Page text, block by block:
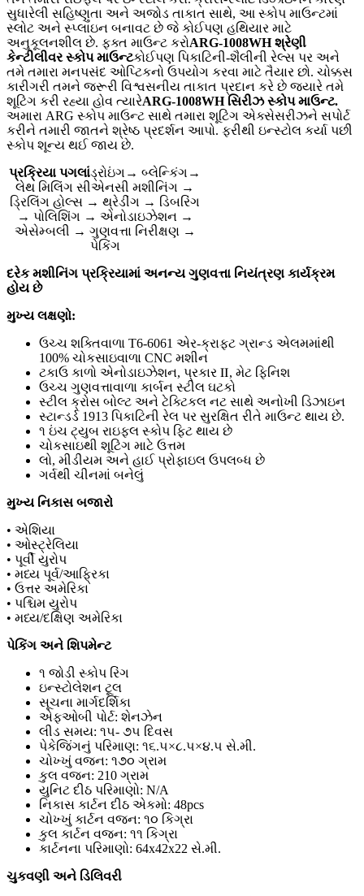
સુધારેલી સહિષ્ણુતા અને અજોડ તાકાત સાથે, આ સ્કોપ માઉન્ટમાં
સ્લોટ અને સ્પ્લાઇન બનાવટ છે જે કોઈપણ હથિયાર માટે
અનુકૂલનશીલ છે. ફક્ત માઉન્ટ કરોARG-1008WH શ્રેણી
કેન્ટીલીવર સ્કોપ માઉન્ટકોઈપણ પિકાટિની-શૈલીની રેલ્સ પર અને
તમે તમારા મનપસંદ ઓપ્ટિકનો ઉપયોગ કરવા માટે તૈયાર છો. ચોક્કસ
કારીગરી તમને જરૂરી વિશ્વસનીય તાકાત પ્રદાન કરે છે જ્યારે તમે
શૂટિંગ કરી રહ્યા હોવ ત્યારેARG-1008WH સિરીઝ સ્કોપ માઉન્ટ.
અમારા ARG સ્કોપ માઉન્ટ સાથે તમારા શૂટિંગ એક્સેસરીઝને સપોર્ટ
કરીને તમારી જાતને શ્રેષ્ઠ પ્રદર્શન આપો. ફરીથી ઇન્સ્ટોલ કર્યા પછી
સ્કોપ શૂન્ય થઈ જાય છે.
પ્રક્રિયા પગલાંડ્રોઇંગ→ બ્લેન્કિંગ→
લેથ મિલિંગ સીએનસી મશીનિંગ →
ડ્રિલિંગ હોલ્સ → થ્રેડીંગ → ડિબરિંગ
→ પોલિશિંગ → એનોડાઇઝેશન →
એસેમ્બલી → ગુણવત્તા નિરીક્ષણ →
પેકિંગ
દરેક મશીનિંગ પ્રક્રિયામાં અનન્ય ગુણવત્તા નિયંત્રણ કાર્યક્રમ
હોય છે
મુખ્ય લક્ષણો:
ઉચ્ચ શક્તિવાળા T6-6061 એર-ક્રાફ્ટ ગ્રાન્ડ એલમમાંથી
100% ચોકસાઇવાળા CNC મશીન
ટકાઉ કાળો એનોડાઇઝેશન, પ્રકાર Ⅱ, મેટ ફિનિશ
ઉચ્ચ ગુણવત્તાવાળા કાર્બન સ્ટીલ ઘટકો
સ્ટીલ ક્રોસ બોલ્ટ અને ટેક્ટિકલ નટ સાથે અનોખી ડિઝાઇન
સ્ટાન્ડર્ડ 1913 પિકાટિની રેલ પર સુરક્ષિત રીતે માઉન્ટ થાય છે.
૧ ઇંચ ટ્યુબ રાઇફલ સ્કોપ ફિટ થાય છે
ચોકસાઇથી શૂટિંગ માટે ઉત્તમ
લો, મીડીયમ અને હાઈ પ્રોફાઇલ ઉપલબ્ધ છે
ગર્વથી ચીનમાં બનેલું
મુખ્ય નિકાસ બજારો
• એશિયા
• ઓસ્ટ્રેલિયા
• પૂર્વી યુરોપ
• મધ્ય પૂર્વ/આફ્રિકા
• ઉત્તર અમેરિકા
• પશ્ચિમ યુરોપ
• મધ્ય/દક્ષિણ અમેરિકા
પેકિંગ અને શિપમેન્ટ
૧ જોડી સ્કોપ રિંગ
ઇન્સ્ટોલેશન ટૂલ
સૂચના માર્ગદર્શિકા
એફઓબી પોર્ટ: શેનઝેન
લીડ સમય: ૧૫- ૭૫ દિવસ
પેકેજિંગનું પરિમાણ: ૧૬.૫×૮.૫×૪.૫ સે.મી.
ચોખ્ખું વજન: ૧૭૦ ગ્રામ
કુલ વજન: 210 ગ્રામ
યુનિટ દીઠ પરિમાણો: N/A
નિકાસ કાર્ટન દીઠ એકમો: 48pcs
ચોખ્ખું કાર્ટન વજન: ૧૦ કિગ્રા
કુલ કાર્ટન વજન: ૧૧ કિગ્રા
કાર્ટનના પરિમાણો: 64x42x22 સે.મી.
ચુકવણી અને ડિલિવરી